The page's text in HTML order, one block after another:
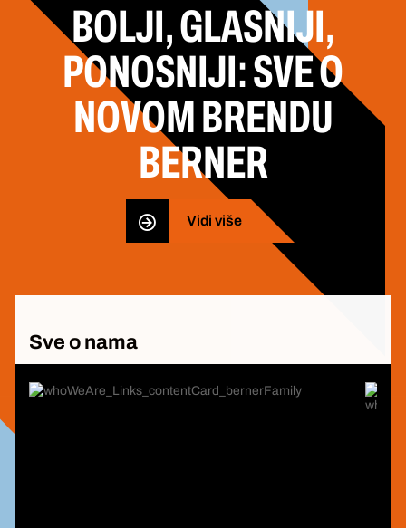
BOLJI, GLASNIJI,
PONOSNIJI: SVE O
NOVOM BRENDU
BERNER
Vidi više
Sve o nama